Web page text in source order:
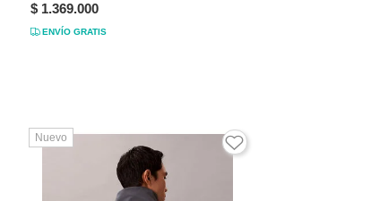
$ 1.369.000
ENVÍO GRATIS
Nuevo